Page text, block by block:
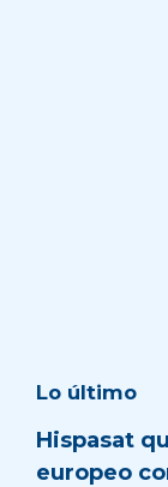
Lo último
Hispasat
europeo